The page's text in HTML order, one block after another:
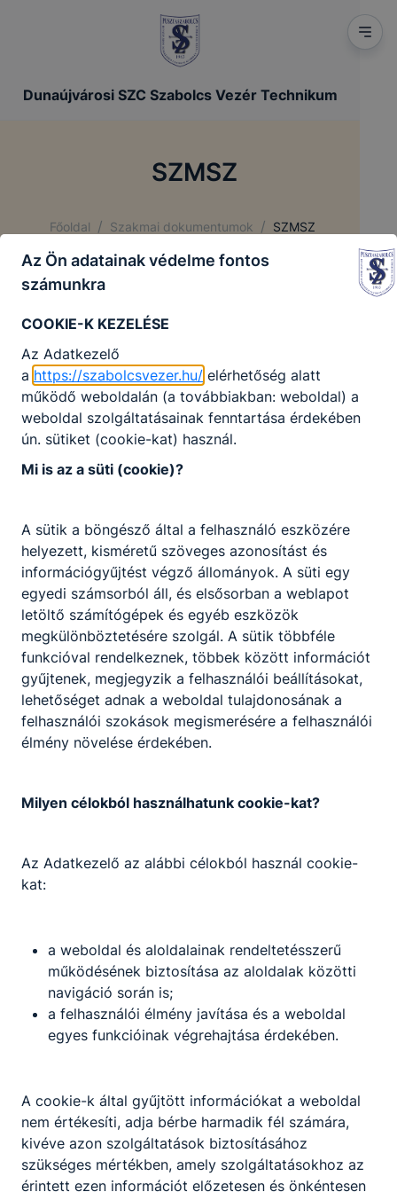
Dunaújvárosi SZC Szabolcs Vezér Technikum
SZMSZ
Főoldal / Szakmai dokumentumok / SZMSZ
SZMSZ 2025
https://duna-
SZMSZ
Partnereink
Dunaújvárosi SZC Szabolcs Vezér
Az Ön adatainak védelme fontos
számunkra
COOKIE-K KEZELÉSE
Az Adatkezelő
a https://szabolcsvezer.hu/ elérhetőség alatt
működő weboldalán (a továbbiakban: weboldal) a
weboldal szolgáltatásainak fenntartása érdekében
ún. sütiket (cookie-kat) használ.
Mi is az a süti (cookie)?
A sütik a böngésző által a felhasználó eszközére
helyezett, kisméretű szöveges azonosítást és
információgyűjtést végző állományok. A süti egy
egyedi számsorból áll, és elsősorban a weblapot
letöltő számítógépek és egyéb eszközök
megkülönböztetésére szolgál. A sütik többféle
funkcióval rendelkeznek, többek között információt
gyűjtenek, megjegyzik a felhasználói beállításokat,
lehetőséget adnak a weboldal tulajdonosának a
felhasználói szokások megismerésére a felhasználói
élmény növelése érdekében.
Milyen célokból használhatunk cookie-kat?
Az Adatkezelő az alábbi célokból használ cookie-
kat:
a weboldal és aloldalainak rendeltetésszerű
működésének biztosítása az aloldalak közötti
navigáció során is;
a felhasználói élmény javítása és a weboldal
egyes funkcióinak végrehajtása érdekében.
A cookie-k által gyűjtött információkat a weboldal
nem értékesíti, adja bérbe harmadik fél számára,
kivéve azon szolgáltatások biztosításához
szükséges mértékben, amely szolgáltatásokhoz az
érintett ezen információt előzetesen és önkéntesen